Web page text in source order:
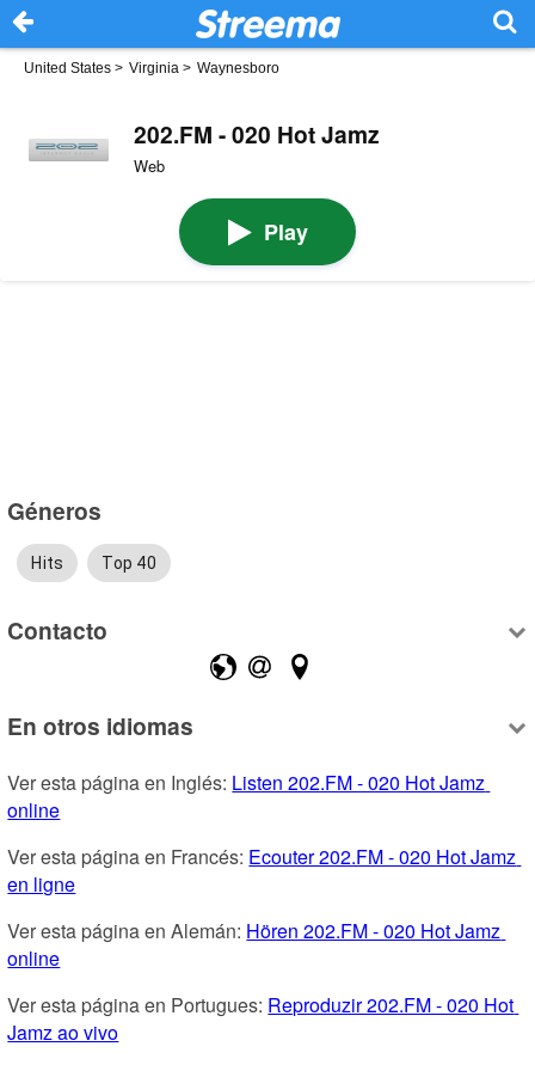
United States > Virginia > Waynesboro
202.FM - 020 Hot Jamz
Web
Play
Géneros
Hits Top 40
Contacto
En otros idiomas
Ver esta página en Inglés: Listen 202.FM - 020 Hot Jamz
online
Ver esta página en Francés: Ecouter 202.FM - 020 Hot Jamz
en ligne
Ver esta página en Alemán: Hören 202.FM - 020 Hot Jamz
online
Ver esta página en Portugues: Reproduzir 202.FM - 020 Hot
Jamz ao vivo